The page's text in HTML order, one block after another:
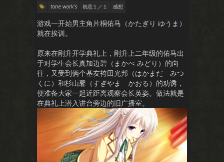
tone work's
初恋１／１ 感想
游戏一开始男主角片桐佑马（かたぎり ゆうま）
就在挨训。
原来在刚升开学典礼上，刚升上二年级的佑马出
于对学生会长真加边碧（まかべ みどり）的向
往，又受到俩个基友袴田光邦（はかまだ みつ
くに）和杉山馨（すぎやま かおる）的劝诱，
便准备大家一起近距离观察会长英姿。做法就是
在典礼上潜入讲台旁边的旧广播室。